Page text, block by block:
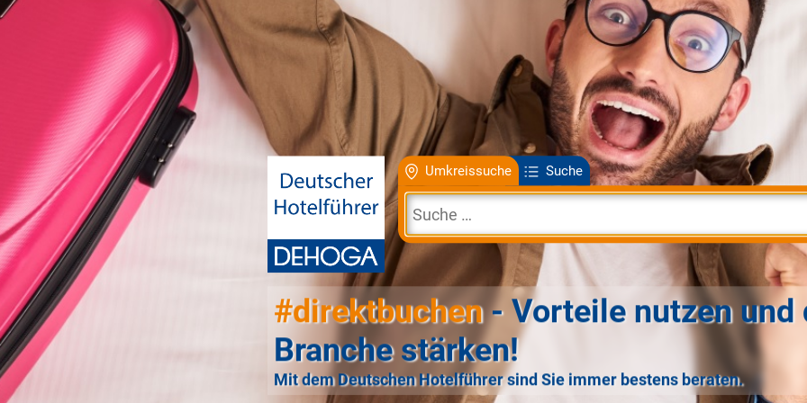
Umkreissuche Suche
#direktbuchen- Vorteile nutzen und
Branche stärken!
Mit dem Deutschen Hotelführer sind Sie immer bestens beraten.